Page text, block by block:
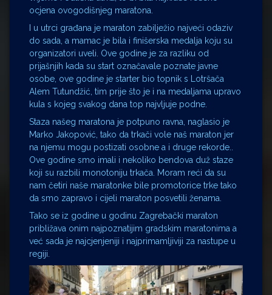
ocjena ovogodišnjeg maratona.
I u utrci građana je maraton zabilježio najveći odaziv
do sada, a mamac je bila i finišerska medalja koju su
organizatori uveli. Ove godine je za razliku od
prijašnjih kada su start označavale poznate javne
osobe, ove godine je starter bio topnik s Lotršača
Alem Tutundžić, tim prije što je i na medaljama upravo
kula s kojeg svakog dana top najvljuje podne.
Staza našeg maratona je potpuno ravna, naglasio je
Marko Jakopović, tako da trkači vole naš maraton jer
na njemu mogu postizati osobne a i druge rekorde..
Ove godine smo imali i nekoliko bendova duž staze
koji su razbili monotoniju trkača. Moram reći da su
nam četiri naše maratonke bile promotorice trke tako
da smo zapravo i cijeli maraton posvetili ženama.
Tako se iz godine u godinu Zagrebački maraton
približava onim najpoznatijim gradskim maratonima a
već sada je najcjenjeniji i najprimamljiviji za nastupe u
regiji.